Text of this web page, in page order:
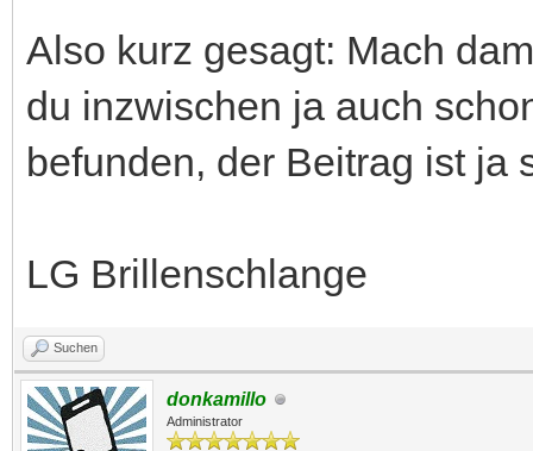
Also kurz gesagt: Mach
du inzwischen ja auch
befunden, der Beitrag ist ja
LG Brillenschlange
Suchen
donkamillo
Administrator